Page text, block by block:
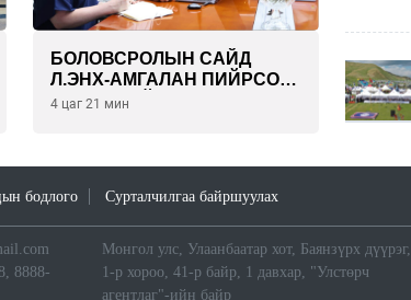
БОЛОВСРОЛЫН САЙД
Л.ЭНХ-АМГАЛАН ПИЙРСОН
КОМПАНИЙН
4 цаг 21 мин
бодлого Сурталчилгаа байршуулах
8888-
Монгол улс, Улаанбаатар хот, Баянзүрх дүүрэг,
1-р хороо, 41-р байр, 1 давхар, "Улстөрч
агентлаг"-ийн байр